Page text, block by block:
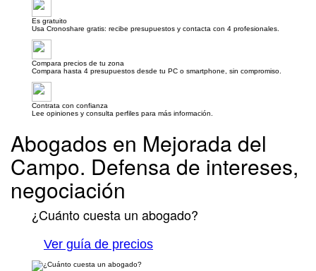
Es gratuito
Usa Cronoshare gratis: recibe presupuestos y contacta con 4 profesionales.
Compara precios de tu zona
Compara hasta 4 presupuestos desde tu PC o smartphone, sin compromiso.
Contrata con confianza
Lee opiniones y consulta perfiles para más información.
Abogados en Mejorada del
Campo. Defensa de intereses,
negociación
¿Cuánto cuesta un abogado?
Ver guía de precios